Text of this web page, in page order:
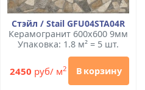
Стэйл / Stail GFU04STA04R
Керамогранит 600x600 9мм
Упаковка: 1.8 м² = 5 шт.
2450 руб/ м2 В корзину